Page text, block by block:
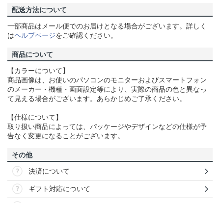
配送方法について
一部商品はメール便でのお届けとなる場合がございます。詳しく
はヘルプページをご確認ください。
商品について
【カラーについて】
商品画像は、お使いのパソコンのモニターおよびスマートフォン
のメーカー・機種・画面設定等により、実際の商品の色と異なっ
て見える場合がございます。あらかじめご了承ください。
【仕様について】
取り扱い商品によっては、パッケージやデザインなどの仕様が予
告なく変更になることがございます。
その他
決済について
ギフト対応について